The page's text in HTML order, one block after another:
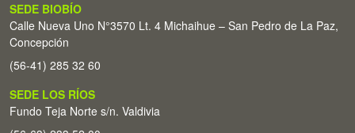
SEDE BIOBÍO
Calle Nueva Uno N°3570 Lt. 4 Michaihue – San Pedro de La Paz,
Concepción
(56-41) 285 32 60
SEDE LOS RÍOS
Fundo Teja Norte s/n. Valdivia